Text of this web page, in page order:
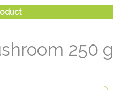
250 g